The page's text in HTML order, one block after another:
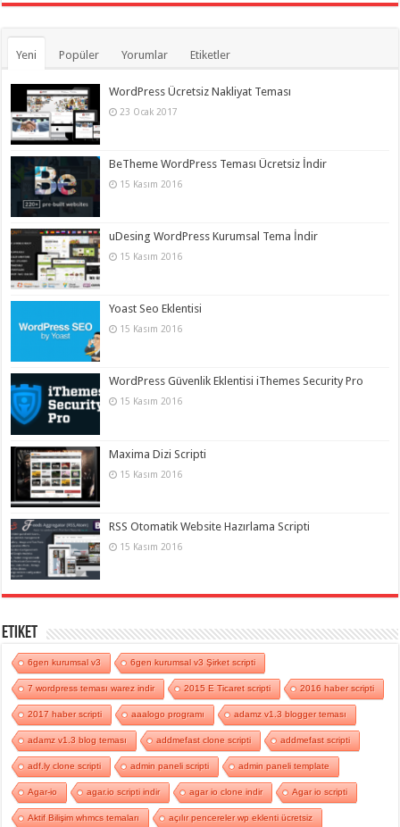
Yeni Popüler Yorumlar Etiketler
WordPress Ücretsiz Nakliyat Teması
23 Ocak 2017
BeTheme WordPress Teması Ücretsiz İndir
15 Kasım 2016
uDesing WordPress Kurumsal Tema İndir
15 Kasım 2016
Yoast Seo Eklentisi
15 Kasım 2016
WordPress Güvenlik Eklentisi iThemes Security Pro
15 Kasım 2016
Maxima Dizi Scripti
15 Kasım 2016
RSS Otomatik Website Hazırlama Scripti
15 Kasım 2016
Etiket
6gen kurumsal v3 6gen kurumsal v3 Şirket scripti
7 wordpress teması warez indir 2015 E Ticaret scripti 2016 haber scripti
2017 haber scripti aaalogo programı adamz v1.3 blogger teması
adamz v1.3 blog teması addmefast clone scripti addmefast scripti
adf.ly clone scripti admin paneli scripti admin paneli template
Agar-io agar.io scripti indir agar io clone indir Agar io scripti
Aktif Bilişim whmcs temaları açılır pencereler wp eklenti ücretsiz